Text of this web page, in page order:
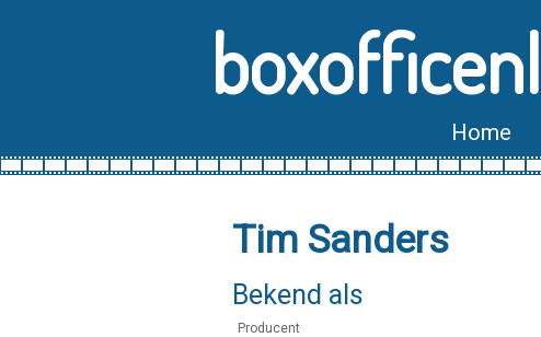
boxofficenl
Home
Tim Sanders
Bekend als
Producent